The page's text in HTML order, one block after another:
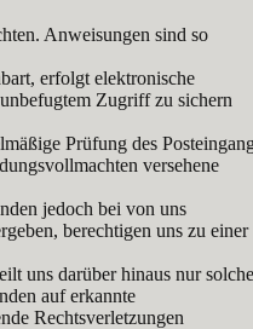
Anweisungen sind so
erfolgt elektronische
Zugriff zu sichern
Prüfung des
versehene
jedoch bei von uns
berechtigen uns zu einer
uns darüber hinaus nur solche
auf erkannte
Rechtsverletzungen